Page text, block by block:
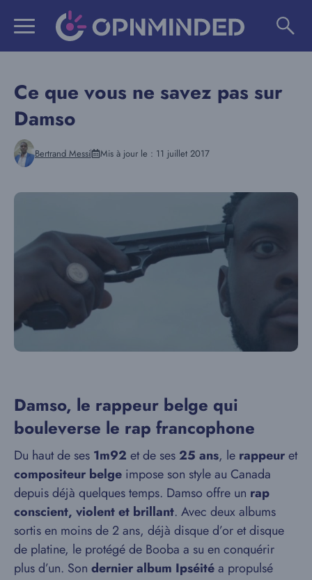
Ce que vous ne savez pas sur
Damso
Bertrand Messi Mis à jour le : 11 juillet 2017
Damso, le rappeur belge qui
bouleverse le rap francophone
Du haut de ses 1m92 et de ses 25 ans, le rappeuret
compositeur belge impose son style au Canada
depuis déjà quelques temps. Damso offre un rap
conscient, violent et brillant. Avec deux albums
sortis en moins de 2 ans, déjà disque d’or et disque
de platine, le protégé de Booba a su en conquérir
plus d’un. Son dernier album Ipséitéa propulsé